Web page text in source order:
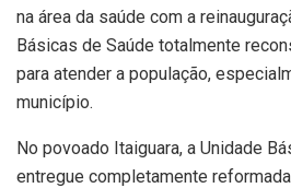
na área da saúde com a
Básicas de Saúde totalmente
para atender a população,
município.
No povoado Itaiguara, a Unidade
entregue completamente